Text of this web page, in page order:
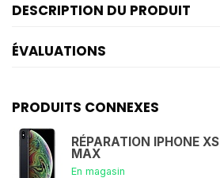
DESCRIPTION DU PRODUIT
ÉVALUATIONS
PRODUITS CONNEXES
RÉPARATION IPHONE XS
MAX
En magasin